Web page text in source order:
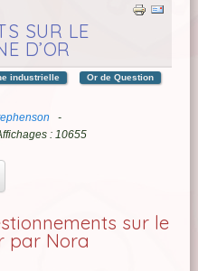
SUR LE
D’OR
industrielle Or de Question
: 10655
sur le
par Nora